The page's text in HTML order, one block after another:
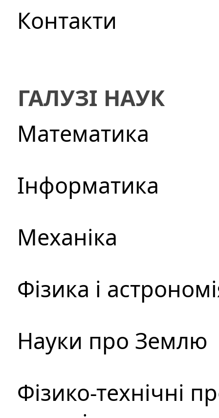
Контакти
ГАЛУЗІ НАУК
Математика
Інформатика
Механіка
Фізика і
Науки про Землю
Фізико-технічні